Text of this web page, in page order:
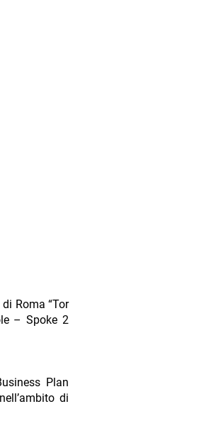
Roma “Tor
– Spoke 2
Plan
di